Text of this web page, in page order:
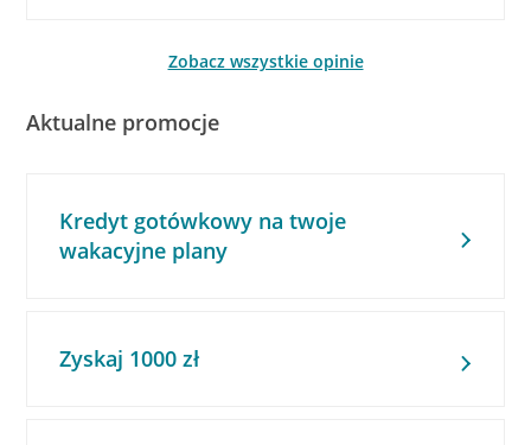
Zobacz wszystkie opinie
Aktualne promocje
Kredyt gotówkowy na twoje
wakacyjne plany
Zyskaj 1000 zł